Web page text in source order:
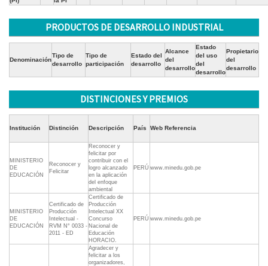
PRODUCTOS DE DESARROLLO INDUSTRIAL
Denominación
Tipo de
desarrollo
Tipo de
participación
Estado del
desarrollo
Alcance
del
desarrollo
Estado
del uso
del
desarrollo
Propietario
del
desarrollo
DISTINCIONES Y PREMIOS
Institución Distinción Descripción País Web Referencia
MINISTERIO
DE
EDUCACIÓN
Reconocer y
Felicitar
Reconocer y
felicitar por
contribuir con el
logro alcanzado
en la aplicación
del enfoque
ambiental
PERÚ www.minedu.gob.pe
MINISTERIO
DE
EDUCACIÓN
Certificado de
Producción
Intelectual -
RVM N° 0033 -
2011 - ED
Certificado de
Producción
Intelectual XX
Concurso
Nacional de
Educación
HORACIO.
PERÚ www.minedu.gob.pe
Agradecer y
felicitar a los
organizadores,